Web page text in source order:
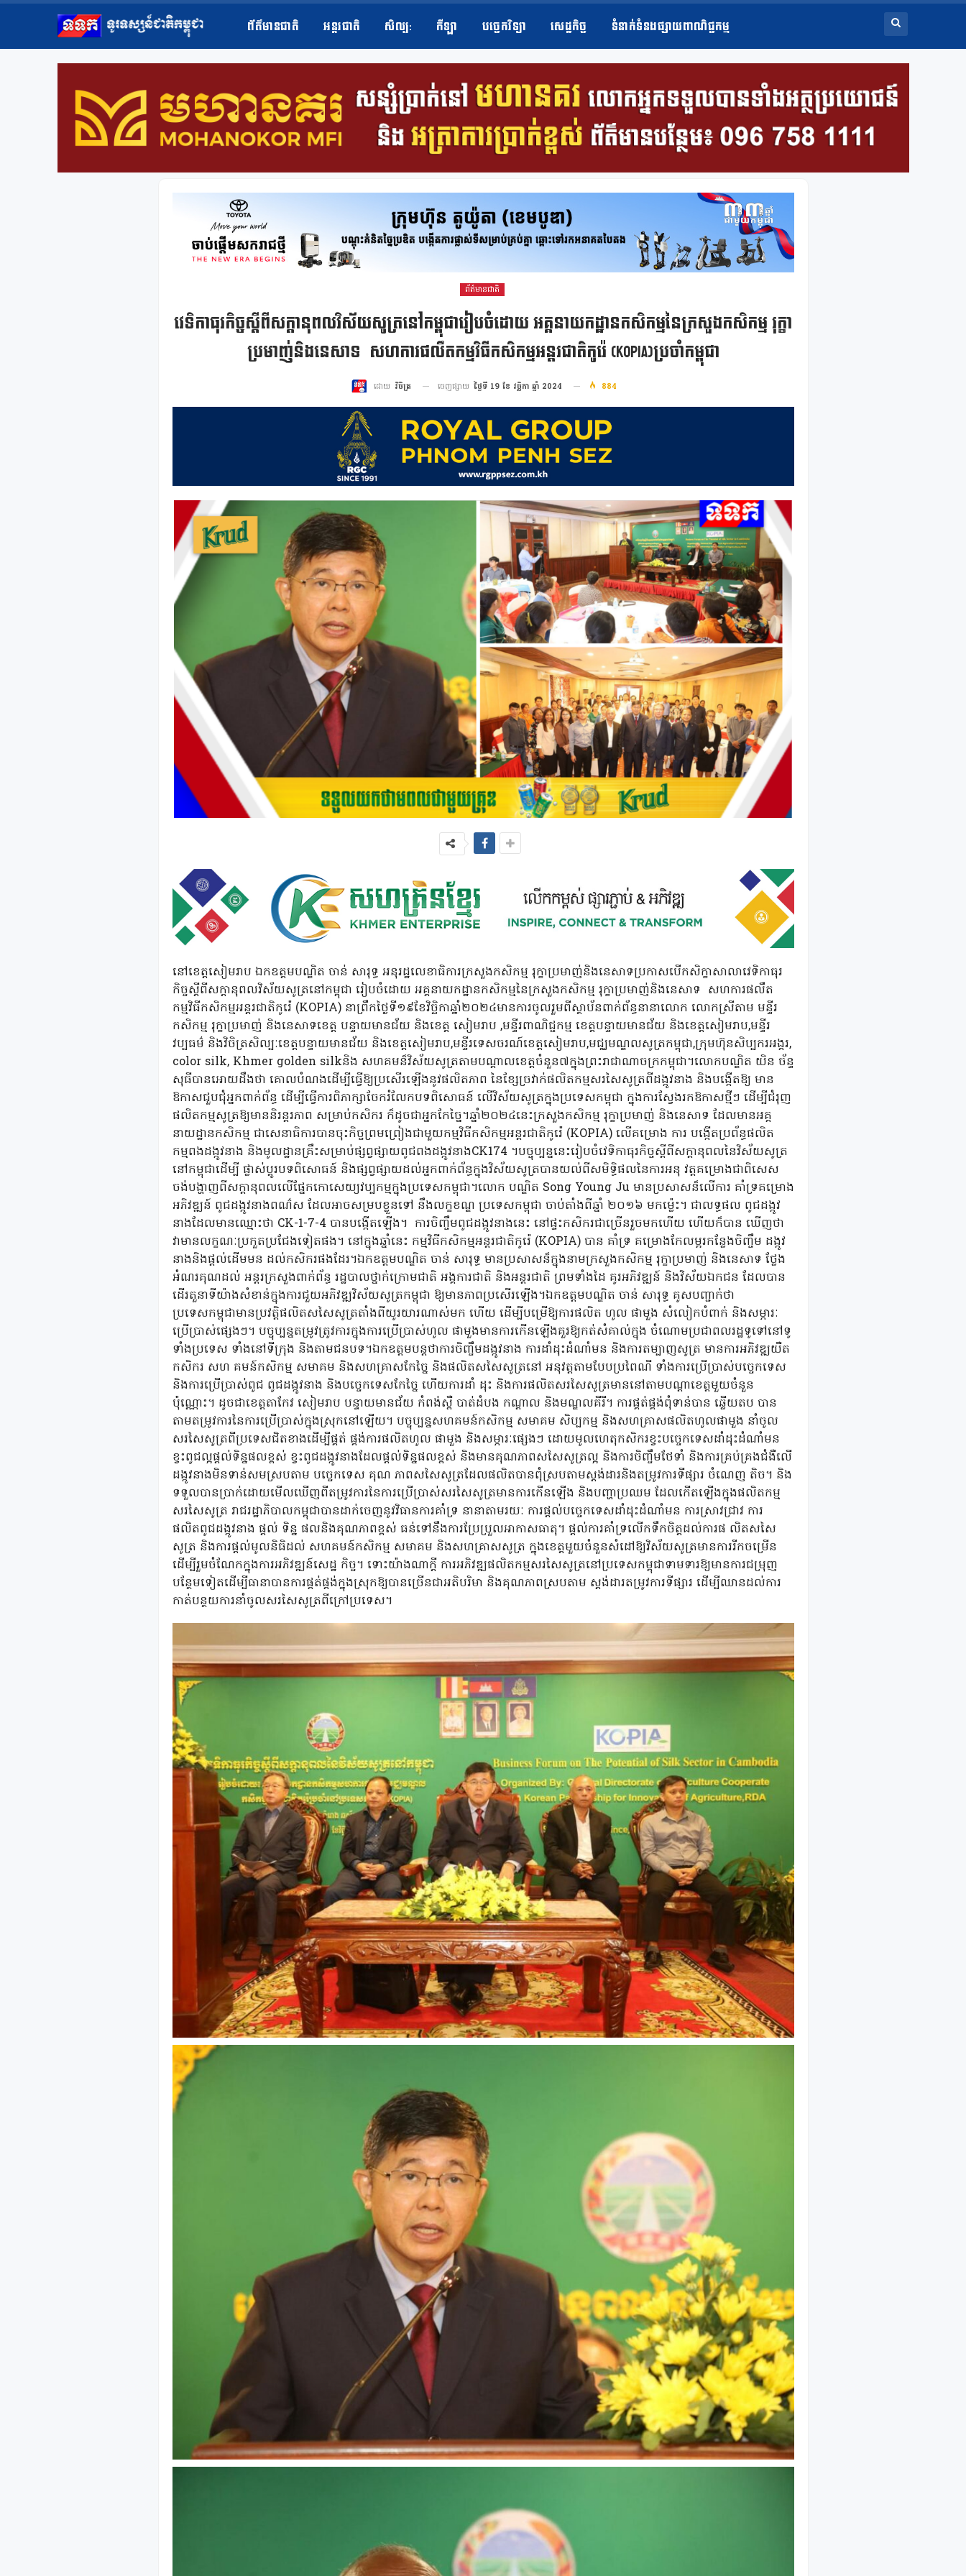
ព័ត៌មានជាតិ អន្តរជាតិ សិល្ប​: កីឡា បច្ចេកវិទ្យា សេដ្ឋកិច្ច ទំនាក់ទំនងផ្សាយពាណិជ្ជកម្ម
ព័ត៌មានជាតិ
វេទិកាធុរកិច្ចស្តីពីសក្តានុពលវិស័យសូត្រនៅកម្ពុជារៀបចំដោយ អគ្គនាយកដ្ឋានកសិកម្មនៃក្រសួងកសិកម្ម រុក្ខា
ប្រមាញ់និងនេសាទ សហការផលឹតកម្មវិធីកសិកម្មអន្តរជាតិកូរ៉េ (KOPIA)ប្រចាំកម្ពុជា
ដោយ វិចិត្រ ចេញផ្សាយ ថ្ងៃទី 19 ខែ វច្ឆិកា ឆ្នាំ 2024 884
នៅខេត្តសៀមរាប ឯកឧត្តមបណ្ឌិត ចាន់ សារុទ្ធ អនុរដ្ឋលេខាធិការក្រសួងកសិកម្ម រុក្ខាប្រមាញ់និងនេសាទប្រកាសបើកសិក្ខាសាលាវេទិកាធុរ
កិច្ចស្តីពីសក្តានុពលវិស័យសូត្រនៅកម្ពុជា រៀបចំដោយ អគ្គនាយកដ្ឋានកសិកម្មនៃក្រសួងកសិកម្ម រុក្ខាប្រមាញ់និងនេសាទ សហការផលឹត
កម្មវិធីកសិកម្មអន្តរជាតិកូរ៉េ (KOPIA) នាព្រឹកថ្ងៃទី១៩ខែវិច្ឆិកាឆ្នាំ២០២៤មានការចូលរួមពីស្ថាប័នពាក់ព័ន្ធនានាលោក លោកស្រីតាម មន្ទីរ
កសិកម្ម រុក្ខាប្រមាញ់ និងនេសាទខេត្ត បន្ទាយមានជ័យ និងខេត្ត សៀមរាប ,មន្ទីរពាណិជ្ជកម្ម ខេត្តបន្ទាយមានជ័យ និងខេត្តសៀមរាប,មន្ទីរ
វប្បធម៌ និងវិចិត្រសិល្បៈខេត្តបន្ទាយមានជ័យ និងខេត្តសៀមរាប,មន្ទីរទេសចរណ៍ខេត្តសៀមរាប,មជ្ឈមណ្ឌលសូត្រកម្ពុជា,ក្រុមហ៊ុនសិប្បករអង្គរ,
color silk, Khmer golden silkនិង សហគមន៏វិស័យសូត្រតាមបណ្តាលខេត្តចំនួន៧ក្នុងព្រះរាជាណាចក្រកម្ពុជា។លោកបណ្ឌិត យិន ច័ន្ទ
សុធីបានអោយដឹងថា គោលបំណងដើម្បីធ្វើឱ្យប្រសើរឡើងនូវផលិតភាព នៃខ្សែច្រវាក់ផលិតកម្មសរសៃសូត្រពីដង្កូវនាង និងបង្កើតឱ្យ មាន
ឱកាសជួបជុំអ្នកពាក់ព័ន្ធ ដើម្បីធ្វើការពិភាក្សាចែករំលែកបទពិសោធន៍ លើវិស័យសូត្រក្នុងប្រទេសកម្ពុជា ក្នុងការស្វែងរកឱកាសថ្មីៗ ដើម្បីជំរុញ
ផលិតកម្មសូត្រឱ្យមាននិរន្តរភាព សម្រាប់កសិករ ក៏ដូចជាអ្នកកែច្នៃ។ឆ្នាំ២០២៤នេះក្រសួងកសិកម្ម រុក្ខាប្រមាញ់ និងនេសាទ ដែលមានអគ្គ
នាយដ្ឋានកសិកម្ម ជាសេនាធិការបានចុះកិច្ចព្រមព្រៀងជាមួយកម្មវិធីកសិកម្មអន្តរជាតិកូរ៉េ (KOPIA) លើគម្រោង ការ បង្កើតប្រព័ន្ធផលិត
កម្មពងដង្កូវនាង និងមូលដ្ឋានគ្រឹះសម្រាប់ផ្សព្វផ្សាយពូជពងដង្កូវនាងCK174 ។បច្ចុប្បន្ននេះរៀបចំវេទិកាធុរកិច្ចស្តីពីសក្តានុពលនៃវិស័យសូត្រ
នៅកម្ពុជាដើម្បី ផ្លាស់ប្តូរបទពិសោធន៍ និងផ្សព្វផ្សាយដល់អ្នកពាក់ព័ន្ធក្នុងវិស័យសូត្របានយល់ពីសមិទ្ធិផលនៃការអនុ វត្តគម្រោងជាពិសេស
ចង់បង្ហាញពីសក្តានុពលលើផ្នែកកោសេយ្យវប្បកម្មក្នុងប្រទេសកម្ពុជា។លោក បណ្ឌិត Song Young Ju មានប្រសាសន៏លើការ គាំទ្រគម្រោង
អភិវឌ្ឍន៍ ពូជដង្កូវនាងពណ៌ស ដែលអាចសម្របខ្លួនទៅ នឹងលក្ខខណ្ឌ ប្រទេសកម្ពុជា ចាប់តាំងពីឆ្នាំ ២០១៦ មកម៉្លេះ។ ជាលទ្ធផល ពូជដង្កូវ
នាងដែលមានឈ្មោះថា CK-1-7-4 បានបង្កើតឡើង។ ការចិញ្ចឹមពូជដង្កូវនាងនេះ នៅផ្ទះកសិករជាច្រើនរួចមកហើយ ហើយក៏បាន ឃើញថា
វាមានលក្ខណៈប្រកួតប្រជែងទៀតផង។ នៅក្នុងឆ្នាំនេះ កម្មវិធីកសិកម្មអន្តរជាតិកូរ៉េ (KOPIA) បាន គាំទ្រ គម្រោងកែលម្អរកន្លែងចិញ្ចឹម ដង្កូវ
នាងនិងផ្តល់ដើមមន ដល់កសិករផងដែរ។ឯកឧត្តមបណ្ឌិត ចាន់ សារុទ្ធ មានប្រសាសន៏ក្នុងនាមក្រសួងកសិកម្ម រុក្ខាប្រមាញ់ និងនេសាទ ថ្លែង
អំណរគុណដល់ អន្តរក្រសួងពាក់ព័ន្ធ រដ្ឋបាលថ្នាក់ក្រោមជាតិ អង្គការជាតិ និងអន្តរជាតិ ព្រមទាំងដៃ គូរអភិវឌ្ឍន៍ និងវិស័យឯកជន ដែលបាន
ដើរតួនាទីយ៉ាងសំខាន់ក្នុងការជួយអភិវឌ្ឍវិស័យសូត្រកម្ពុជា ឱ្យមានភាពប្រសើរឡើង។ឯកឧត្តមបណ្ឌិត ចាន់ សារុទ្ធ គូសបញ្ជាក់ថា
ប្រទេសកម្ពុជាមានប្រវត្តិផលិតសសៃសូត្រតាំងពីយូរយារណាស់មក ហើយ ដើម្បីបម្រើឱ្យការផលិត ហូល ផាមួង សំលៀកបំពាក់ និងសម្ភារៈ
ប្រើប្រាស់ផ្សេងៗ។ បច្ចុប្បន្នតម្រូវត្រូវការក្នុងការប្រើប្រាស់ហូល ផាមួងមានការកើនឡើងគួរឱ្យកត់សំគាល់ក្នុង ចំណោមប្រជាពលរដ្ឋទូទៅនៅទូ
ទាំងប្រទេស ទាំងនៅទីក្រុង និងតាមជនបទ។ឯកឧត្តមបន្តថាការចិញ្ចឹមដង្កូវនាង ការដាំដុះដំណាំមន និងការតម្បាញសូត្រ មានការអភិវឌ្ឍយឺត
កសិករ សហ គមន៍កសិកម្ម សមាគម និងសហគ្រាសកែច្នៃ និងផលិតសសៃសូត្រនៅ អនុវត្តតាមបែបប្រពៃណី ទាំងការប្រើប្រាស់បច្ចេកទេស
និងការប្រើប្រាស់ពូជ ពូជដង្កូវនាង និងបច្ចេកទេសកែច្នៃ ហើយការដាំ ដុះ និងការផលិតសរសៃសូត្រមាននៅតាមបណ្តាខេត្តមួយចំនួន
ប៉ុណ្ណោះ។ ដូចជាខេត្តតាកែវ សៀមរាប បន្ទាយមានជ័យ កំពង់ស្ពឺ បាត់ដំបង កណ្តាល និងមណ្ឌលគីរី។ ការផ្គត់ផ្គង់ពុំទាន់បាន ឆ្លើយតប បាន
តាមតម្រូវការនៃការប្រើប្រាស់ក្នុងស្រុកនៅឡើយ។ បច្ចុប្បន្នសហគមន៍កសិកម្ម សមាគម សិប្បកម្ម និងសហគ្រាសផលិតហូលផាមួង នាំចូល
សរសៃសូត្រពីប្រទេសជិតខាងដើម្បីផ្គត់ ផ្គង់ការផលិតហូល ផាមួង និងសម្ភារៈផ្សេងៗ ដោយមូលហេតុកសិករខ្វះបច្ចេកទេសដាំដុះដំណាំមន
ខ្វះពូជល្អផ្តល់ទិន្នផលខ្ពស់ ខ្វះពូជដង្កូវនាងដែលផ្តល់ទិន្នផលខ្ពស់ និងមានគុណភាពសសៃសូត្រល្អ និងការចិញ្ចឹមថែទាំ និងការគ្រប់គ្រងជំងឺលើ
ដង្កូវនាងមិនទាន់សមស្របតាម បច្ចេកទេស គុណ ភាពសសៃសូត្រដែលផលិតបានពុំស្របតាមស្តង់ដារនិងតម្រូវការទីផ្សារ ចំណេញ តិច។ និង
ទទួលបានប្រាក់ដោយមើលឃើញពីតម្រូវការនៃការប្រើប្រាស់សរសៃសូត្រមានការកើនឡើង និងបញ្ហាប្រឈម ដែលកើតឡើងក្នុងផលិតកម្ម
សរសៃសូត្រ រាជរដ្ឋាភិបាលកម្ពុជាបានដាក់ចេញនូវវិធានការគាំទ្រ នានាតាមរយៈ ការផ្តល់បច្ចេកទេសដាំដុះដំណាំមន ការស្រាវជ្រាវ ការ
ផលិតពូជដង្កូវនាង ផ្តល់ ទិន្ន ផលនិងគុណភាពខ្ពស់ ធន់ទៅនឹងការប្រែប្រួលអាកាសធាតុ។ ផ្តល់ការគាំទ្រលើកទឹកចិត្តដល់ការផ លិតសសៃ
សូត្រ និងការផ្តល់មូលនិធិដល់ សហគមន៍កសិកម្ម សមាគម និងសហគ្រាសសូត្រ ក្នុងខេត្តមួយចំនួនសំដៅឱ្យវិស័យសូត្រមានការរីកចម្រើន
ដើម្បីរួមចំណែកក្នុងការអភិវឌ្ឍន៍សេដ្ឋ កិច្ច។ ទោះយ៉ាងណាក្តី ការអភិវឌ្ឍផលិតកម្មសរសៃសូត្រនៅប្រទេសកម្ពុជាទាមទារឱ្យមានការជម្រុញ
បន្ថែមទៀតដើម្បីធានាបានការផ្គត់ផ្គង់ក្នុងស្រុកឱ្យបានច្រើនជាអតិបរិមា និងគុណភាពស្របតាម ស្តង់ដារតម្រូវការទីផ្សារ ដើម្បីឈានដល់ការ
កាត់បន្ថយការនាំចូលសរសៃសូត្រពីក្រៅប្រទេស។